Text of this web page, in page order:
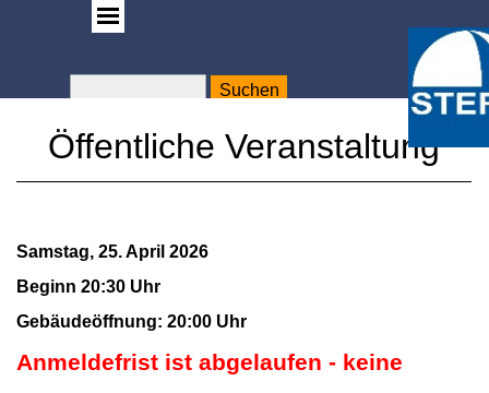
Suchen
Öffentliche Veranstaltung
Samstag, 25. April 2026
Beginn 20:30 Uhr
Gebäudeöffnung: 20:00 Uhr
Anmeldefrist ist abgelaufen - keine